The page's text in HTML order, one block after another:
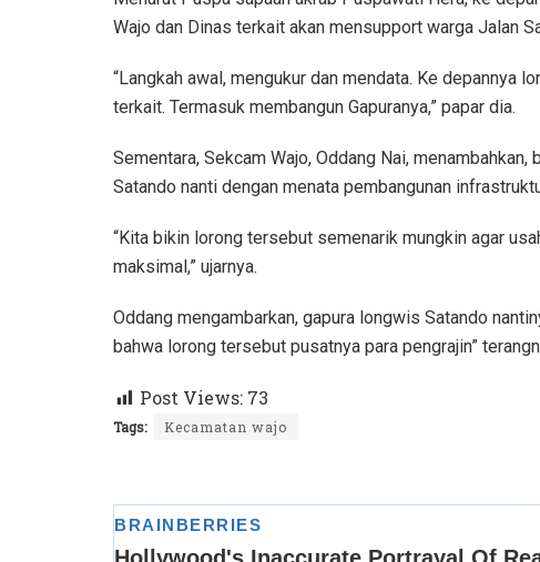
Wajo dan Dinas terkait akan mensupport warga Jalan
“Langkah awal, mengukur dan mendata. Ke depannya
terkait. Termasuk membangun Gapuranya,” papar dia.
Sementara, Sekcam Wajo, Oddang Nai,
Satando nanti dengan menata pembangunan
“Kita bikin lorong tersebut semenarik mungkin agar
maksimal,” ujarnya.
Oddang mengambarkan, gapura longwis Satando
bahwa lorong tersebut pusatnya para pengrajin”
Post Views: 73
Tags: Kecamatan wajo